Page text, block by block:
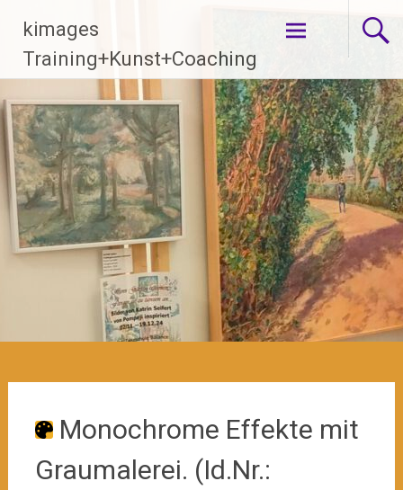
Inhalt
springen
kimages
Training+Kunst+Coaching
Monochrome Effekte mit
Graumalerei. (Id.Nr.: